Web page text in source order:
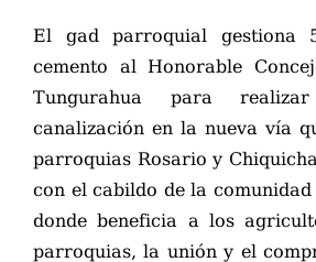
El gad parroquial gestiona
cemento al Honorable
Tungurahua para
canalización en la nueva vía
parroquias Rosario y
con el cabildo de la comunidad
donde beneficia a los
parroquias, la unión y el